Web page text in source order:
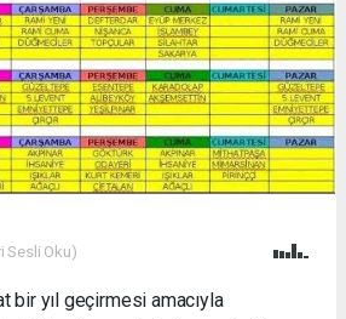
Sesli Oku)
bir yıl geçirmesi amacıyla